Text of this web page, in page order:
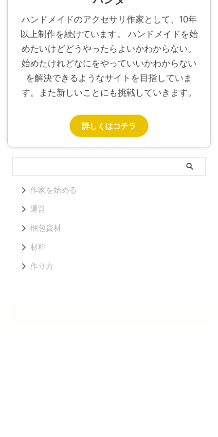
ハンドメイドのアクセサリ作家として、10年
以上制作を続けています。 ハンドメイドを始
めたいけどどうやったらよいかわからない。
始めたけれどなにをやっていいかわからない
を解決できるようなサイトを目指していま
す。また新しいことにも挑戦していきます。
詳しくはコチラ
作家を始める
運営
梱包資材
材料
作り方